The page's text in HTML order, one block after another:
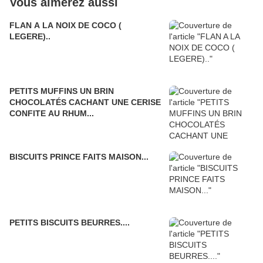
FLAN A LA NOIX DE COCO (
LEGERE)..
PETITS MUFFINS UN BRIN
CHOCOLATÉS CACHANT UNE CERISE
CONFITE AU RHUM...
BISCUITS PRINCE FAITS MAISON...
PETITS BISCUITS BEURRES....